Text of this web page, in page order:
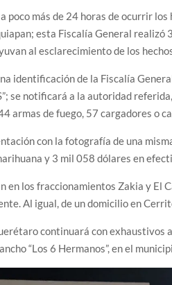
poco más de 24 horas de ocurrir
esta Fiscalía General realizó
al esclarecimiento de los
identificación de la Fiscalía
se notificará a la autoridad
armas de fuego, 57 cargadores o
con la fotografía de una
y 3 mil 058 dólares en
en los fraccionamientos Zakia y El
Al igual, de un domicilio en
continuará con exhaustivos
“Los 6 Hermanos”, en el